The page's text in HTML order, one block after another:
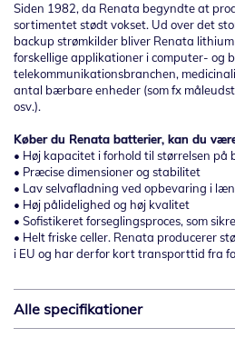
Siden 1982, da Renata begyndte at
sortimentet stødt vokset. Ud over det
backup strømkilder bliver Renata
forskellige applikationer i computer- og
telekommunikationsbranchen,
antal bærbare enheder (som fx
osv.).
Køber du Renata batterier, kan du
• Høj kapacitet i forhold til størrelsen på
• Præcise dimensioner og stabilitet
• Lav selvafladning ved opbevaring i
• Høj pålidelighed og høj kvalitet
• Sofistikeret forseglingsproces, som
• Helt friske celler. Renata producerer
i EU og har derfor kort transporttid fra
Alle specifikationer